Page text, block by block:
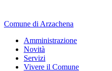
Comune di Arzachena
Amministrazione
Novità
Servizi
Vivere il Comune